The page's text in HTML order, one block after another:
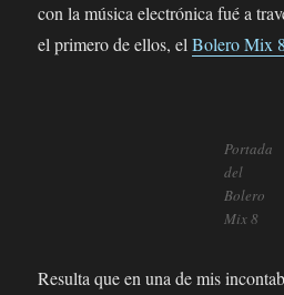
con la música electrónica fué a
el primero de ellos, elBolero Mix 8
Portada
del
Bolero
Mix 8
Resulta que en una de mis